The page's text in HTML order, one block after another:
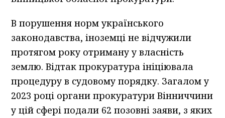
В порушення норм українського
законодавства, іноземці не відчужили
протягом року отриману у власність
землю. Відтак прокуратура ініціювала
процедуру в судовому порядку. Загалом у
2023 році органи прокуратури Вінниччини
у цій сфері подали 62 позовні заяви, з яких